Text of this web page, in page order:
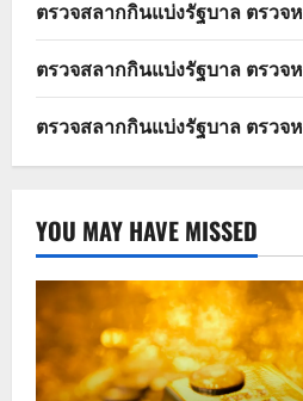
ตรวจสลากกินแบ่งรัฐบาล ตรวจ
ตรวจสลากกินแบ่งรัฐบาล ตรวจ
ตรวจสลากกินแบ่งรัฐบาล ตรวจ
YOU MAY HAVE MISSED